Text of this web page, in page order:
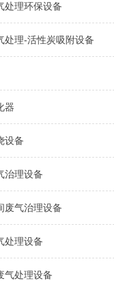
处理环保设备
处理-活性炭吸附设备
器
设备
治理设备
废气治理设备
处理设备
气处理设备